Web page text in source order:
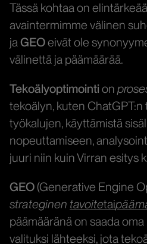
Tässä kohtaa on
avaintermimme välinen
jaGEOeivät ole
välinettä ja päämäärää.
Tekoälyoptimointion
tekoälyn, kuten ChatGPT:n
työkalujen, käyttämistä
nopeuttamiseen,
juuri niin kuin Virran esitys
GEO(Generative Engine
strateginen tavoitetai
päämääränä on saada
valituksi lähteeksi, jota